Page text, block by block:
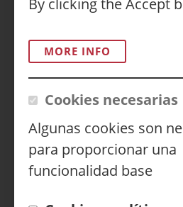
By clicking the Accept
MORE INFO
Cookies necesarias
Algunas cookies son
para proporcionar una
funcionalidad base
ACCESIBILIDAD
CONTACTO
Siguenos en: